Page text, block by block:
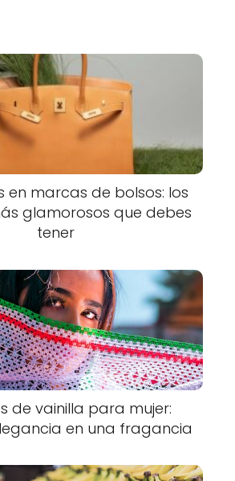
en marcas de bolsos: los
glamorosos que debes
tener
de vainilla para mujer:
en una fragancia